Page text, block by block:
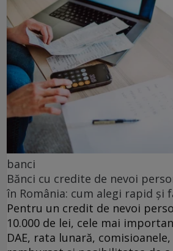
banci
Bănci cu credite de nevoi
în România: cum alegi rapid și
Pentru un credit de nevoi
10.000 de lei, cele mai
DAE, rata lunară,